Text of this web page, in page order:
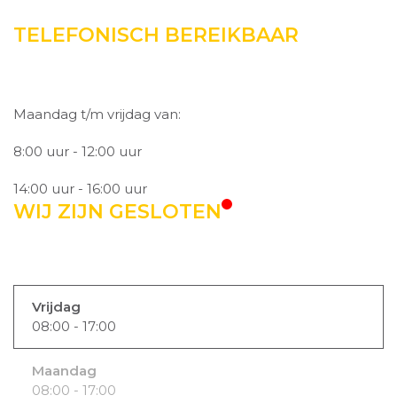
TELEFONISCH BEREIKBAAR
Maandag t/m vrijdag van:
8:00 uur - 12:00 uur
14:00 uur - 16:00 uur
WIJ ZIJN GESLOTEN
Vrijdag
08:00 - 17:00
Maandag
08:00 - 17:00